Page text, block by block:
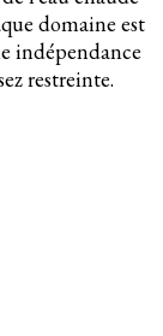
domaine est
indépendance
restreinte.